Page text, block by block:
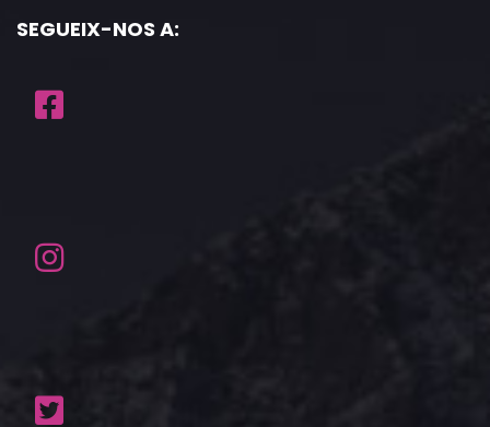
SEGUEIX-NOS A: